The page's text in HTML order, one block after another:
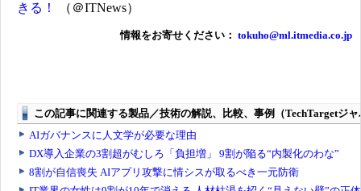
きる！
（＠ITNews）
情報をお寄せください： tokuho@ml.itmedia.co.jp